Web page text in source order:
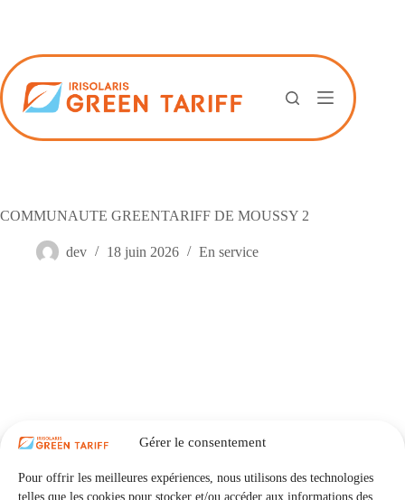
Gérer le consentement
Pour offrir les meilleures expériences, nous utilisons des technologies
telles que les cookies pour stocker et/ou accéder aux informations des
COMMUNAUTE GREENTARIFF DE MOUSSY 2
dev 18 juin 2026 En service